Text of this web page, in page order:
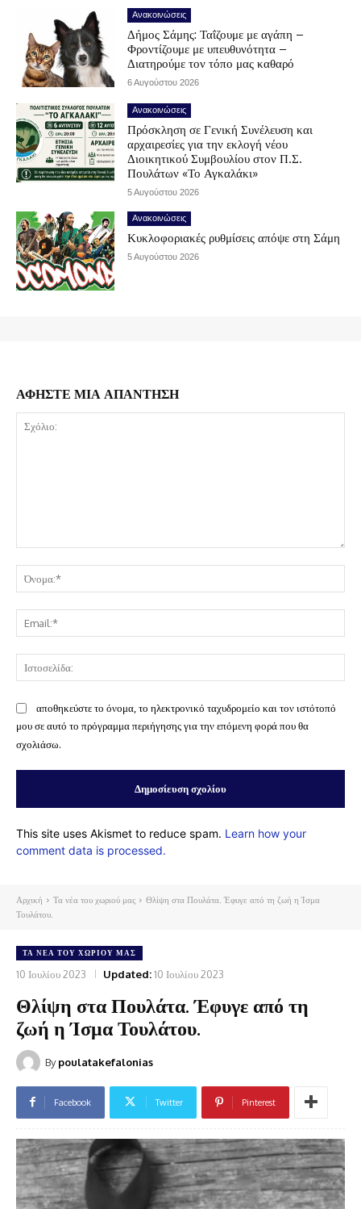
Ανακοινώσεις
Δήμος Σάμης: Ταΐζουμε με αγάπη –
Φροντίζουμε με υπευθυνότητα –
Διατηρούμε τον τόπο μας καθαρό
6 Αυγούστου 2026
Ανακοινώσεις
Πρόσκληση σε Γενική Συνέλευση και
αρχαιρεσίες για την εκλογή νέου
Διοικητικού Συμβουλίου στον Π.Σ.
Πουλάτων «Το Αγκαλάκι»
5 Αυγούστου 2026
Ανακοινώσεις
Κυκλοφοριακές ρυθμίσεις απόψε στη Σάμη
5 Αυγούστου 2026
ΑΦΗΣΤΕ ΜΙΑ ΑΠΑΝΤΗΣΗ
αποθηκεύστε το όνομα, το ηλεκτρονικό ταχυδρομείο και τον ιστότοπό
μου σε αυτό το πρόγραμμα περιήγησης για την επόμενη φορά που θα
σχολιάσω.
This site uses Akismet to reduce spam. Learn how your
comment data is processed.